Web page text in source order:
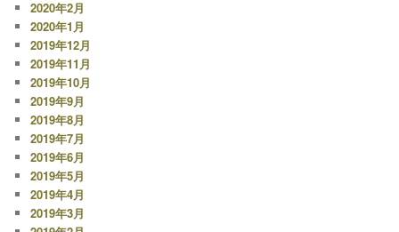
2020年2月
2020年1月
2019年12月
2019年11月
2019年10月
2019年9月
2019年8月
2019年7月
2019年6月
2019年5月
2019年4月
2019年3月